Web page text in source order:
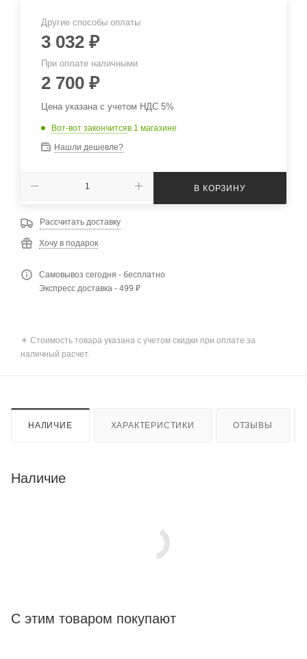
Другие способы оплаты
3 032 ₽
При оплате наличными
2 700 ₽
Цена указана с учетом НДС 5%
Вот-вот закончитсяв 1 магазине
Нашли дешевле?
В КОРЗИНУ
Рассчитать доставку
Хочу в подарок
Самовывоз сегодня - бесплатно
Экспресс доставка - 499 ₽
✴️ Стоимость товара указана с учетом скидки при оплате за
наличный расчет.
НАЛИЧИЕ ХАРАКТЕРИСТИКИ ОТЗЫВЫ
Наличие
С этим товаром покупают